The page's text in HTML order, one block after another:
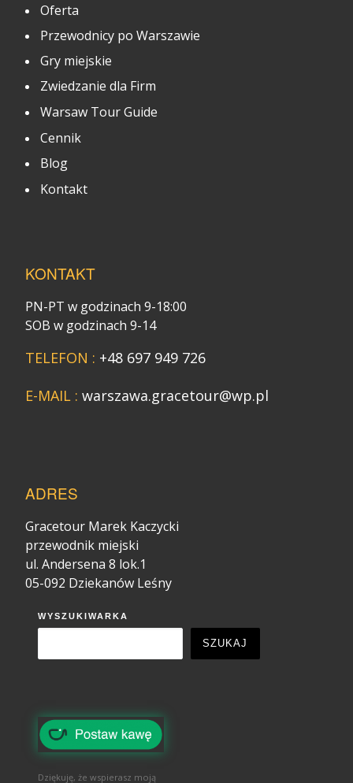
Oferta
Przewodnicy po Warszawie
Gry miejskie
Zwiedzanie dla Firm
Warsaw Tour Guide
Cennik
Blog
Kontakt
KONTAKT
PN-PT w godzinach 9-18:00
SOB w godzinach 9-14
TELEFON : +48 697 949 726
E-MAIL : warszawa.gracetour@wp.pl
ADRES
Gracetour Marek Kaczycki
przewodnik miejski
ul. Andersena 8 lok.1
05-092 Dziekanów Leśny
WYSZUKIWARKA
SZUKAJ
Dziękuję, że wspierasz moją